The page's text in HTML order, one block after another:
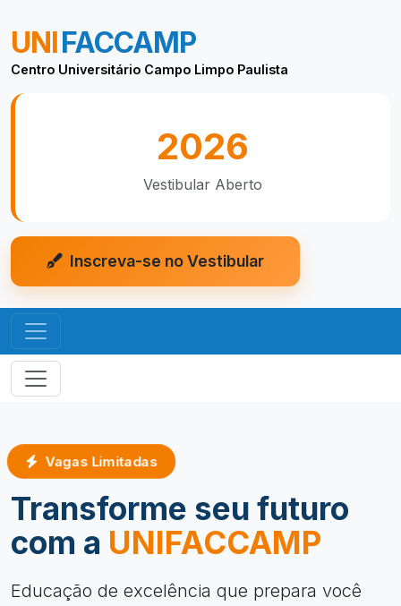
UNIFACCAMP
Centro Universitário Campo Limpo Paulista
2026
Vestibular Aberto
Inscreva-se no Vestibular
Vagas Limitadas
Transforme seu futuro
com a UNIFACCAMP
Educação de excelência que prepara você